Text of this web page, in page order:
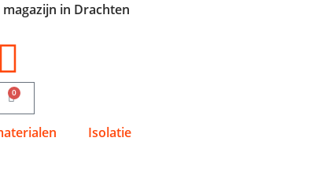
in Drachten
0
Isolatie